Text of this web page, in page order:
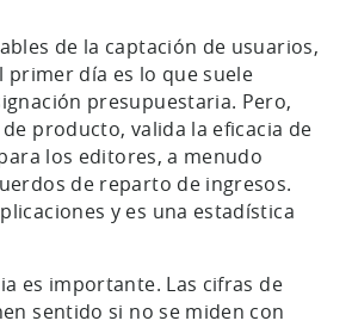
de la captación de usuarios,
primer día es lo que suele
presupuestaria. Pero,
producto, valida la eficacia de
los editores, a menudo
de reparto de ingresos.
y es una estadística
es importante. Las cifras de
sentido si no se miden con